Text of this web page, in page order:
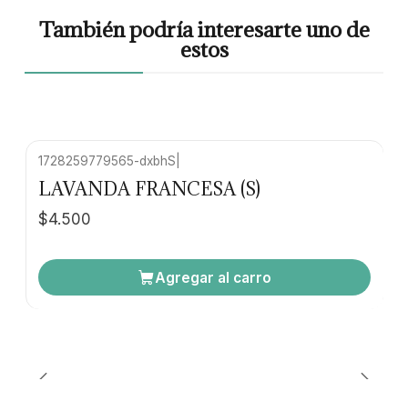
También podría interesarte uno de
estos
1728259779565-dxbhS
LAVANDA FRANCESA (S)
$4.500
Agregar al carro